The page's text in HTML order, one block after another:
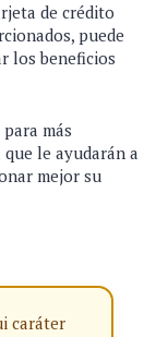
de crédito
puede
los beneficios
más
le ayudarán a
mejor su
caráter